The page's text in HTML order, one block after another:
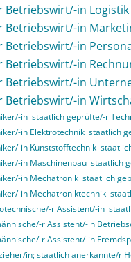
in Logistik
Betriebswirt/-in
in
in
Betriebswirt/-in
Betriebswirt/-in
in staatlich geprüfte/-r
in Elektrotechnik staatlich
in Kunststofftechnik
in Maschinenbau staatlich
in Mechatronik staatlich
in Mechatroniktechnik
r Assistent/-in
r Assistent/-in
r Assistent/-in
in; staatlich anerkannte/r